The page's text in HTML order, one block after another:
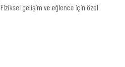
Fiziksel gelişim ve eğlence için özel